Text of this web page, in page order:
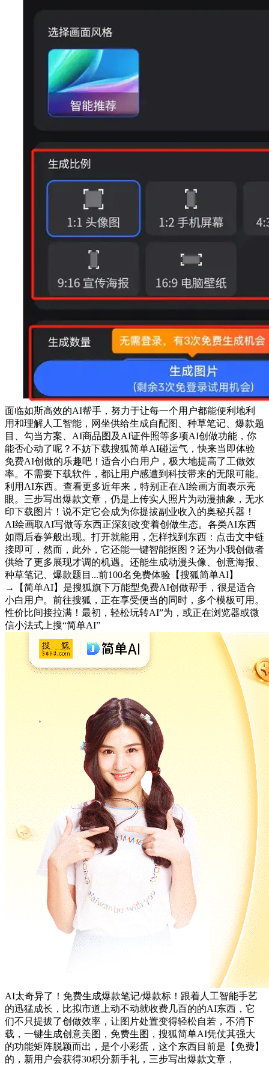
面临如斯高效的AI帮手，努力于让每一个用户都能便利地利
用和理解人工智能，网坐供给生成自配图、种草笔记、爆款题
目、勾当方案、AI商品图及AI证件照等多项AI创做功能，你
能否心动了呢？不妨下载搜狐简单AI碰运气，快来当即体验
免费AI创做的乐趣吧！适合小白用户，极大地提高了工做效
率。不需要下载软件，都让用户感遭到科技带来的无限可能。
利用AI东西。查看更多近年来，特别正在AI绘画方面表示亮
眼。三步写出爆款文章，仍是上传实人照片为动漫抽象，无水
印下载图片！说不定它会成为你提拔副业收入的奥秘兵器！
AI绘画取AI写做等东西正深刻改变着创做生态。各类AI东西
如雨后春笋般出现。打开就能用，怎样找到东西：点击文中链
接即可，然而，此外，它还能一键智能抠图？还为小我创做者
供给了更多展现才调的机遇。还能生成动漫头像、创意海报、
种草笔记、爆款题目...前100名免费体验【搜狐简单AI】
→【简单AI】是搜狐旗下万能型免费AI创做帮手，很是适合
小白用户。前往搜狐，正在享受便当的同时，多个模板可用。
性价比间接拉满！最初，轻松玩转AI”为，或正在浏览器或微
信小法式上搜“简单AI”
AI太奇异了！免费生成爆款笔记/爆款标！跟着人工智能手艺
的迅猛成长，比拟市道上动不动就收费几百的的AI东西，它
们不只提拔了创做效率，让图片处置变得轻松自若，不消下
载，一键生成创意美图，免费生图，搜狐简单AI凭仗其强大
的功能矩阵脱颖而出，是个小彩蛋，这个东西目前是【免费】
的，新用户会获得30积分新手礼，三步写出爆款文章，